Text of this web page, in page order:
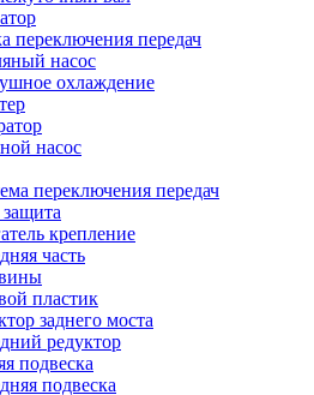
переключения передач
насос
охлаждение
насос
переключения передач
крепление
часть
пластик
заднего моста
редуктор
подвеска
подвеска